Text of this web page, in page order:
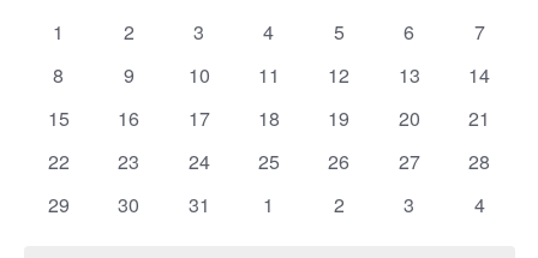
de
date.
de
Évènements
0
1
0
2
0
3
0
4
0
5
0
6
0
7
0
8
0
9
0
10
0
11
0
12
0
13
0
14
0
15
0
16
0
17
0
18
0
19
0
20
0
21
0
22
0
23
0
24
0
25
0
26
0
27
0
28
0
29
0
30
0
31
0
1
0
2
0
3
0
4